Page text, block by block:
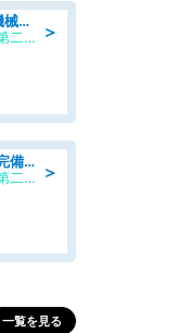
＞
建築用製品の仕込み・充填・検査・機械操作/寮完備/日払い/工場・製造
UTエージェント株式会社AGT南関東第二CU
＞
自動車製品の機械加工・部品運搬/寮完備/日払い/工場・製造
UTエージェント株式会社AGT西日本第二CU
一覧を見る